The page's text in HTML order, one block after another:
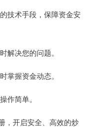
技术手段，保障资金安
解决您的问题。
掌握资金动态。
作简单。
，开启安全、高效的炒